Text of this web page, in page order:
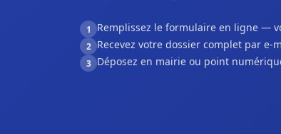
1 Remplissez le formulaire en ligne —
2 Recevez votre dossier complet par
3 Déposez en mairie ou point